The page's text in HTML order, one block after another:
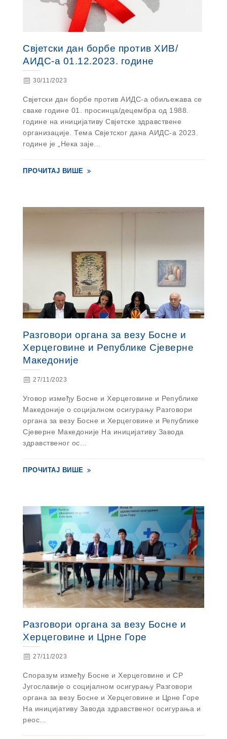
Свјетски дан борбе против ХИВ/
АИДС-а 01.12.2023. године
30/11/2023
Свјетски дан борбе против АИДС-а обиљежава се
сваке године 01. просинца/децембра од 1988.
године на иницијативу Свјетске здравствене
организације. Тема Свјетског дана АИДС-а 2023.
године је „Нека заје...
ПРОЧИТАЈ ВИШЕ
Разговори органа за везу Босне и
Херцеговине и Републике Сјеверне
Македоније
27/11/2023
Уговор између Босне и Херцеговине и Републике
Македоније о социјалном осигурању Разговори
органа за везу Босне и Херцеговине и Републике
Сјеверне Македоније На иницијативу Завода
здравственог ос...
ПРОЧИТАЈ ВИШЕ
Разговори органа за везу Босне и
Херцеговине и Црне Горе
27/11/2023
Споразум између Босне и Херцеговине и СР
Југославије о социјалном осигурању Разговори
органа за везу Босне и Херцеговине и Црне Горе
На иницијативу Завода здравственог осигурања и
реос...